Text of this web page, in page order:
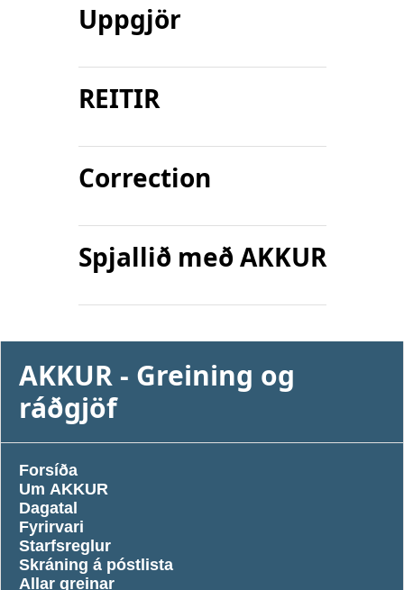
Uppgjör
REITIR
Correction
Spjallið með AKKUR
AKKUR - Greining og
ráðgjöf
Forsíða
Um AKKUR
Dagatal
Fyrirvari
Starfsreglur
Skráning á póstlista
Allar greinar